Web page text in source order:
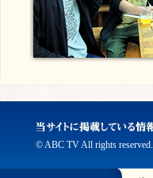
© ABC TV All rights reserved.